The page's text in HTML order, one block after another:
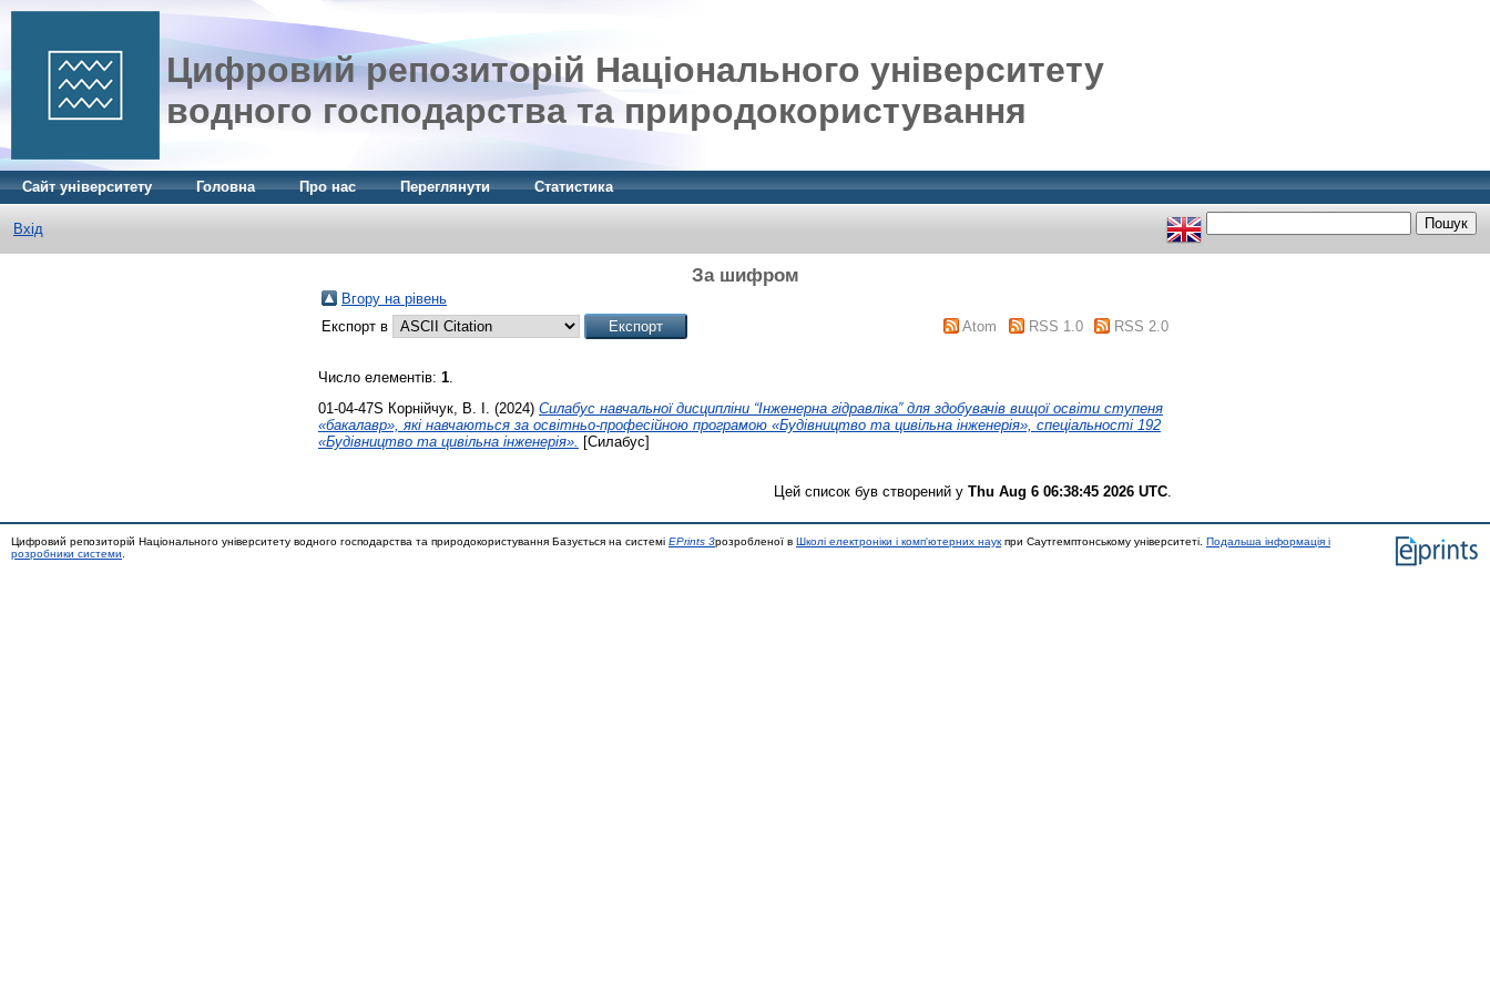
Цифровий репозиторій Національного університету
водного господарства та природокористування
Сайт університету Головна Про нас Переглянути Статистика
Вхід
За шифром
Вгору на рівень
Експорт в
Atom RSS 1.0 RSS 2.0
Число елементів: 1.
01-04-47S Корнійчук, В. І. (2024) Силабус навчальної дисципліни “Інженерна гідравліка” для здобувачів вищої освіти ступеня
«бакалавр», які навчаються за освітньо-професійною програмою «Будівництво та цивільна інженерія», спеціальності 192
«Будівництво та цивільна інженерія».
[Силабус]
Цей список був створений у Thu Aug 6 06:38:45 2026 UTC
Цифровий репозиторій Національного університету водного господарства та природокористування Базується на системі EPrints 3розробленої в Школі електроніки і комп'ютерних наук при Саутгемптонському університеті. Подальша інформація і
розробники системи